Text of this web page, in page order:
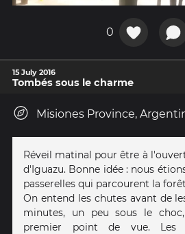
0
15 July 2016
Tombés sous le charme
Misiones Province,
Réveil matinal pour être à
d'Iguazu. Bonne idée : nous
passerelles qui parcourent la
On entend les chutes avant de
minutes, un peu sous le
premier point de vue. Les